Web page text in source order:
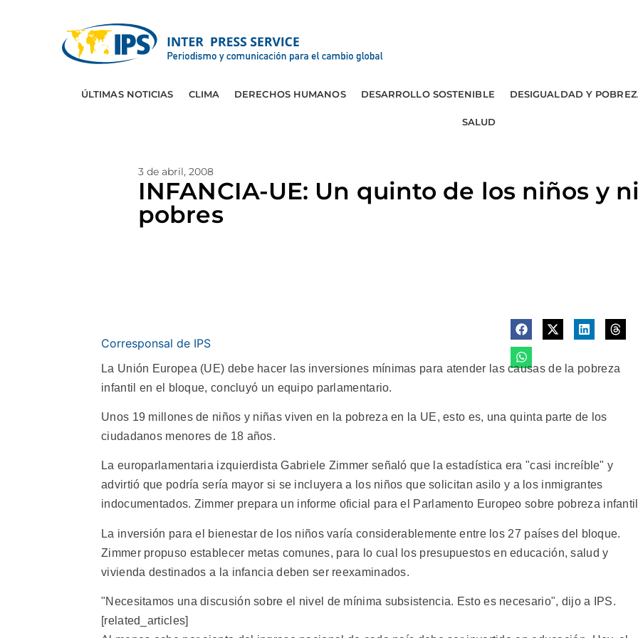
ÚLTIMAS NOTICIAS CLIMA DERECHOS HUMANOS DESARROLLO SOSTENIBLE DESIGUALDAD Y
SALUD
3 de abril, 2008
INFANCIA-UE: Un quinto de los niños y
pobres
Corresponsal de IPS
La Unión Europea (UE) debe hacer las inversiones mínimas para atender las causas de la pobreza
infantil en el bloque, concluyó un equipo parlamentario.
Unos 19 millones de niños y niñas viven en la pobreza en la UE, esto es, una quinta parte de los
ciudadanos menores de 18 años.
La europarlamentaria izquierdista Gabriele Zimmer señaló que la estadística era "casi increíble" y
advirtió que podría sería mayor si se incluyera a los niños que solicitan asilo y a los inmigrantes
indocumentados. Zimmer prepara un informe oficial para el Parlamento Europeo sobre pobreza
La inversión para el bienestar de los niños varía considerablemente entre los 27 países del bloque.
Zimmer propuso establecer metas comunes, para lo cual los presupuestos en educación, salud y
vivienda destinados a la infancia deben ser reexaminados.
"Necesitamos una discusión sobre el nivel de mínima subsistencia. Esto es necesario", dijo a IPS.
[related_articles]